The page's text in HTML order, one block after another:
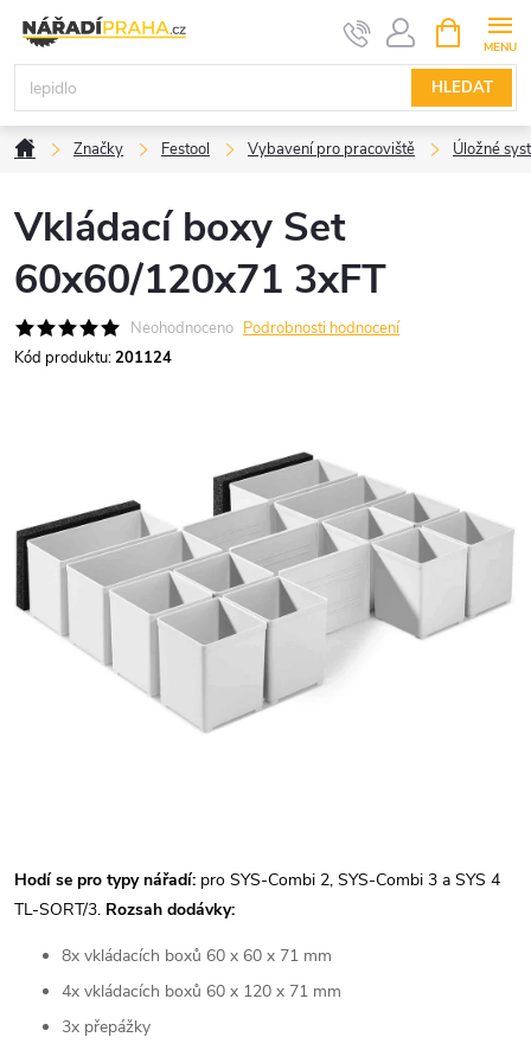
obsah
HLEDAT
NÁKUPNÍ
KOŠÍK
DomůZnačky Festool Vybavení pro pracoviště Úložné
Vkládací boxy Set
60x60/120x71 3xFT
Neohodnoceno Podrobnosti hodnocení
Kód produktu:201124
Hodí se pro typy nářadí: pro SYS-Combi 2, SYS-Combi 3 a SYS 4
TL-SORT/3. Rozsah dodávky:
8x vkládacích boxů 60 x 60 x 71 mm
4x vkládacích boxů 60 x 120 x 71 mm
3x přepážky